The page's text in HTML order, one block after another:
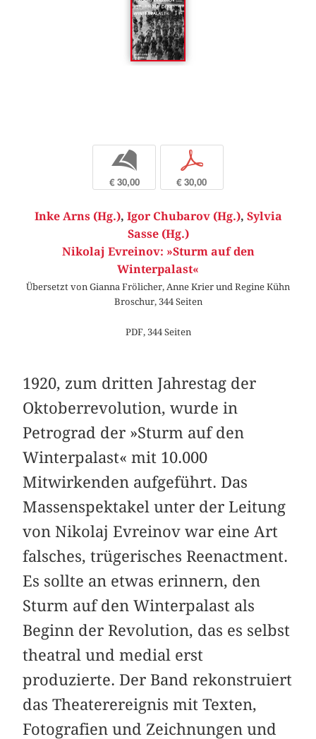
b
€ 30,00
p
€ 30,00
Inke Arns (Hg.), Igor Chubarov (Hg.), Sylvia
Sasse (Hg.)
Nikolaj Evreinov: »Sturm auf den
Winterpalast«
Übersetzt von Gianna Frölicher, Anne Krier und Regine Kühn
Broschur, 344 Seiten
PDF, 344 Seiten
1920, zum dritten Jahrestag der
Oktoberrevolution, wurde in
Petrograd der »Sturm auf den
Winterpalast« mit 10.000
Mitwirkenden aufgeführt. Das
Massenspektakel unter der Leitung
von Nikolaj Evreinov war eine Art
falsches, trügerisches Reenactment.
Es sollte an etwas erinnern, den
Sturm auf den Winterpalast als
Beginn der Revolution, das es selbst
theatral und medial erst
produzierte. Der Band rekonstruiert
das Theaterereignis mit Texten,
Fotografien und Zeichnungen und